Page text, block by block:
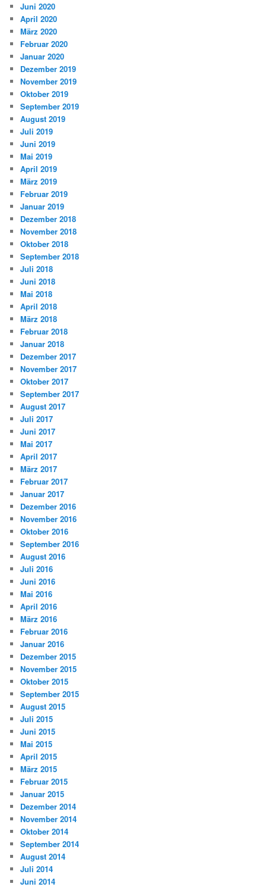
Juni 2020
April 2020
März 2020
Februar 2020
Januar 2020
Dezember 2019
November 2019
Oktober 2019
September 2019
August 2019
Juli 2019
Juni 2019
Mai 2019
April 2019
März 2019
Februar 2019
Januar 2019
Dezember 2018
November 2018
Oktober 2018
September 2018
Juli 2018
Juni 2018
Mai 2018
April 2018
März 2018
Februar 2018
Januar 2018
Dezember 2017
November 2017
Oktober 2017
September 2017
August 2017
Juli 2017
Juni 2017
Mai 2017
April 2017
März 2017
Februar 2017
Januar 2017
Dezember 2016
November 2016
Oktober 2016
September 2016
August 2016
Juli 2016
Juni 2016
Mai 2016
April 2016
März 2016
Februar 2016
Januar 2016
Dezember 2015
November 2015
Oktober 2015
September 2015
August 2015
Juli 2015
Juni 2015
Mai 2015
April 2015
März 2015
Februar 2015
Januar 2015
Dezember 2014
November 2014
Oktober 2014
September 2014
August 2014
Juli 2014
Juni 2014